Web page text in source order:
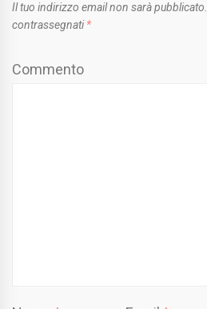
Il tuo indirizzo email non sarà pubblicato.
contrassegnati *
Commento